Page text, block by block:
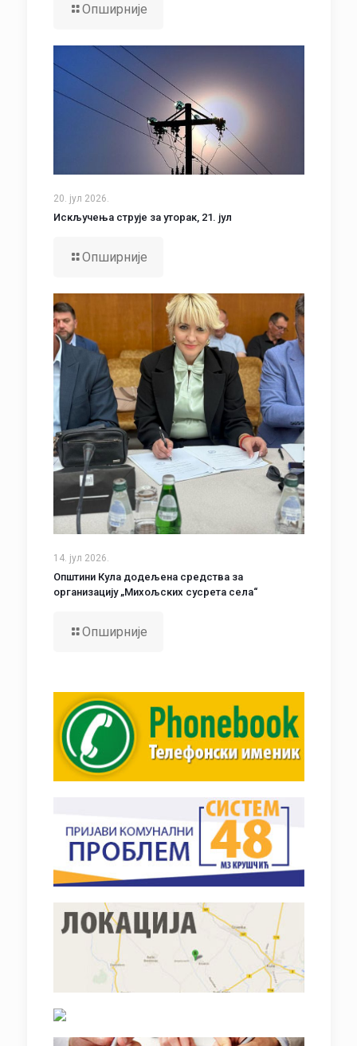
Опширније
20. јул 2026.
Искључења струје за уторак, 21. јул
Опширније
14. јул 2026.
Општини Кула додељена средства за
организацију „Михољских сусрета села“
Опширније